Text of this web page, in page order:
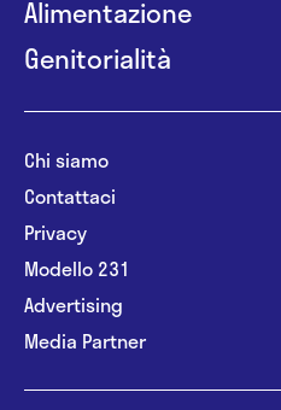
Alimentazione
Genitorialità
Chi siamo
Contattaci
Privacy
Modello 231
Advertising
Media Partner